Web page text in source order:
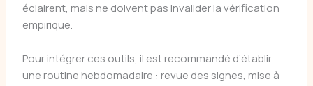
éclairent, mais ne doivent pas invalider la vérification
empirique.
Pour intégrer ces outils, il est recommandé d’établir
une routine hebdomadaire : revue des signes, mise à